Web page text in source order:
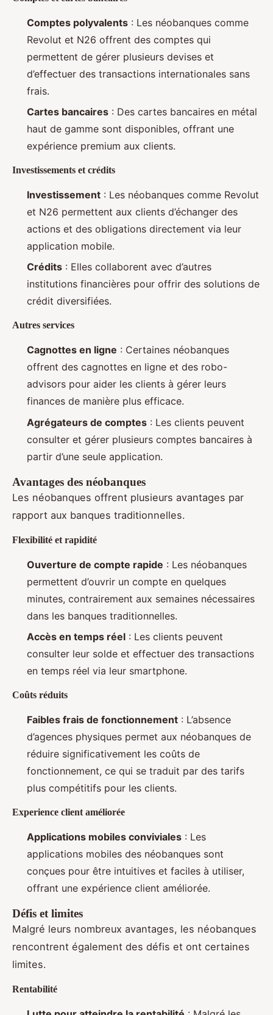
Comptes polyvalents : Les néobanques comme
Revolut et N26 offrent des comptes qui
permettent de gérer plusieurs devises et
d’effectuer des transactions internationales sans
frais.
Cartes bancaires : Des cartes bancaires en métal
haut de gamme sont disponibles, offrant une
expérience premium aux clients.
Investissements et crédits
Investissement : Les néobanques comme Revolut
et N26 permettent aux clients d’échanger des
actions et des obligations directement via leur
application mobile.
Crédits : Elles collaborent avec d’autres
institutions financières pour offrir des solutions de
crédit diversifiées.
Autres services
Cagnottes en ligne : Certaines néobanques
offrent des cagnottes en ligne et des robo-
advisors pour aider les clients à gérer leurs
finances de manière plus efficace.
Agrégateurs de comptes : Les clients peuvent
consulter et gérer plusieurs comptes bancaires à
partir d’une seule application.
Avantages des néobanques
Les néobanques offrent plusieurs avantages par
rapport aux banques traditionnelles.
Flexibilité et rapidité
Ouverture de compte rapide : Les néobanques
permettent d’ouvrir un compte en quelques
minutes, contrairement aux semaines nécessaires
dans les banques traditionnelles.
Accès en temps réel : Les clients peuvent
consulter leur solde et effectuer des transactions
en temps réel via leur smartphone.
Coûts réduits
Faibles frais de fonctionnement : L’absence
d’agences physiques permet aux néobanques de
réduire significativement les coûts de
fonctionnement, ce qui se traduit par des tarifs
plus compétitifs pour les clients.
Experience client améliorée
Applications mobiles conviviales : Les
applications mobiles des néobanques sont
conçues pour être intuitives et faciles à utiliser,
offrant une expérience client améliorée.
Défis et limites
Malgré leurs nombreux avantages, les néobanques
rencontrent également des défis et ont certaines
limites.
Rentabilité